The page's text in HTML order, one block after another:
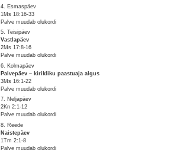
4. Esmaspäev
1Ms 18:16-33
Palve muudab olukordi
5. Teisipäev
Vastlapäev
2Ms 17:8-16
Palve muudab olukordi
6. Kolmapäev
Palvepäev – kirikliku paastuaja algus
3Ms 16:1-22
Palve muudab olukordi
7. Neljapäev
2Kn 2:1-12
Palve muudab olukordi
8. Reede
Naistepäev
1Tm 2:1-8
Palve muudab olukordi